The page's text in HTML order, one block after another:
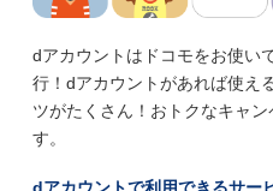
dアカウントはドコモをお使い
行！dアカウントがあれば使え
ツがたくさん！おトクなキャ
す。